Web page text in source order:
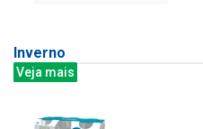
Inverno
Veja mais